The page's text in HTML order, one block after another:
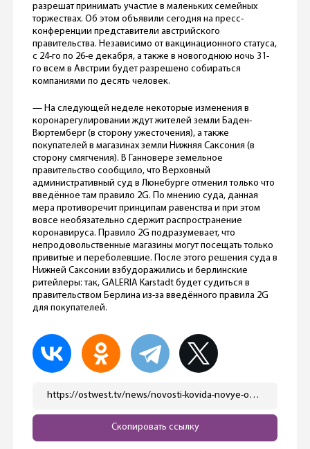
разрешат принимать участие в маленьких семейных
торжествах. Об этом объявили сегодня на пресс-
конференции представители австрийского
правительства. Независимо от вакцинационного статуса,
с 24-го по 26-е декабря, а также в новогоднюю ночь 31-
го всем в Австрии будет разрешено собираться
компаниями по десять человек.
— На следующей неделе некоторые изменения в
коронарегулировании ждут жителей земли Баден-
Вюртемберг (в сторону ужесточения), а также
покупателей в магазинах земли Нижняя Саксония (в
сторону смягчения). В Ганновере земельное
правительство сообщило, что Верховный
административный суд в Люнебурге отменил только что
введённое там правило 2G. По мнению суда, данная
мера противоречит принципам равенства и при этом
вовсе необязательно сдержит распространение
коронавируса. Правило 2G подразумевает, что
непродовольственные магазины могут посещать только
привитые и переболевшие. После этого решения суда в
Нижней Саксонии взбудоражились и берлинские
ритейлеры: так, GALERIA Karstadt будет судиться в
правительством Берлина из-за введённого правила 2G
для покупателей.
https://ostwest.tv/news/novosti-kovida-novye-ogranicheniya-v-zemlyah-oslablenie-mer-v-avstrii/
Скопировать ссылку